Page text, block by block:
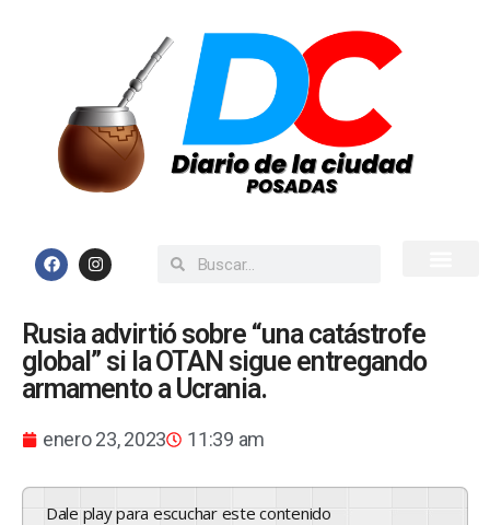
Rusia advirtió sobre “una catástrofe
global” si la OTAN sigue entregando
armamento a Ucrania.
enero 23, 2023 11:39 am
Dale play para escuchar este contenido